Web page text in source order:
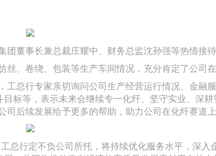
董事长兼总裁庄耀中、财务总监沈孙强等热情接待
、卷绕、包装等生产车间情况，充分肯定了公司
总行专家亲切询问公司生产经营运行情况、金融
标等，表示未来会继续专一化纤、坚守实业、深
后续发展给予更多的帮助，助力公司在化纤赛道上
行定不负公司所托，将持续优化服务水平，深入